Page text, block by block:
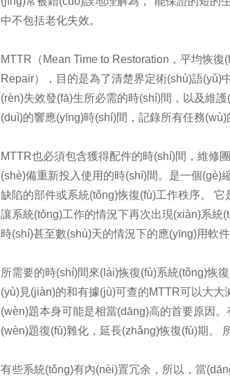
中不包括老化失效。
MTTR（Mean Time to Restoration，平均恢復
Repair），目的是為了清楚界定術(shù)語(yǔ)中
(rèn)失效發(fā)生所必需的時(shí)間，以及維
(duì)的響應(yīng)時(shí)間，記錄所有任務(wù)
MTTR也必須包含獲得配件的時(shí)間，維修
(shè)備重新投入使用的時(shí)間。是一個
缺陷的部件或系統(tǒng)恢復(fù)工作秩序。
讓系統(tǒng)工作的情況下再次出現(xiàn)系統
時(shí)甚至數(shù)天的情況下的應(yīng)用軟
所需要的時(shí)間來(lái)恢復(fù)系統(tǒng)恢復
(yù)見(jiàn)的和有據(jù)可查的MTTR可以大大
(wèn)題本身可能是相當(dāng)高的首要原因。
(wèn)題復(fù)雜化，延長(zhǎng)恢復(fù)期
有些系統(tǒng)有內(nèi)置冗余，所以，當